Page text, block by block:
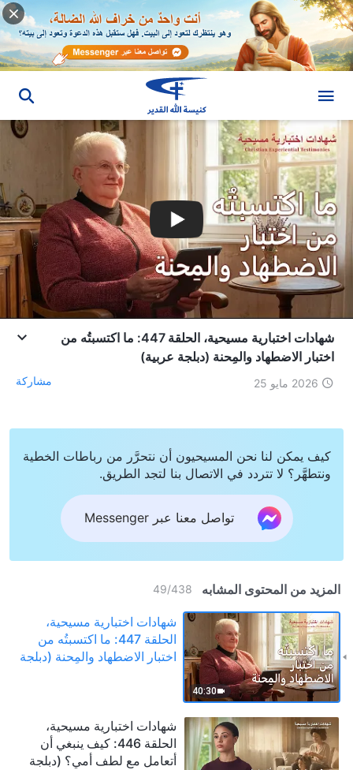
شهادات اختبارية مسيحية، الحلقة 447: ما اكتسبتُه من
اختبار الاضطهاد والمِحنة (دبلجة عربية)
2026 مايو 25 مشاركة
كيف يمكن لنا نحن المسيحيون أن نتحرَّر من رباطات الخطية
ونتطهَّر؟ لا تتردد في الاتصال بنا لتجد الطريق.
تواصل معنا عبر Messenger
المزيد من المحتوى المشابه 49/438
40:30
شهادات اختبارية مسيحية،
الحلقة 447: ما اكتسبتُه من
اختبار الاضطهاد والمِحنة (دبلجة
شهادات اختبارية مسيحية،
الحلقة 446: كيف ينبغي أن
أتعامل مع لطف أمي؟ (دبلجة